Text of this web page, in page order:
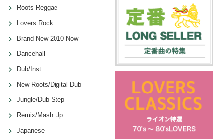
Roots Reggae
Lovers Rock
Brand New 2010-Now
Dancehall
Dub/Inst
New Roots/Digital Dub
Jungle/Dub Step
Remix/Mash Up
Japanese